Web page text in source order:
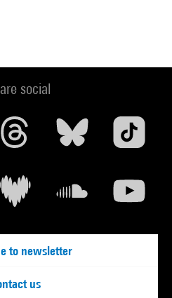
social
to newsletter
us